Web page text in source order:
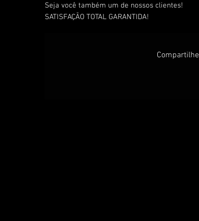
Seja você também um de nossos clientes!
SATISFAÇÃO TOTAL GARANTIDA!